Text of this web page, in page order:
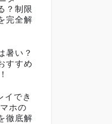
？制限
完全解
暑い？
すすめ
イでき
ホの
徹底解